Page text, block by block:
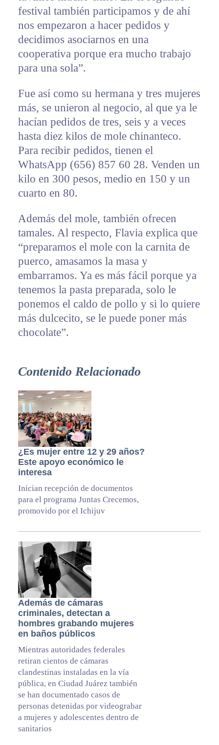
festival también participamos y de ahí
nos empezaron a hacer pedidos y
decidimos asociarnos en una
cooperativa porque era mucho trabajo
para una sola”.
Fue así como su hermana y tres mujeres
más, se unieron al negocio, al que ya le
hacían pedidos de tres, seis y a veces
hasta diez kilos de mole chinanteco.
Para recibir pedidos, tienen el
WhatsApp (656) 857 60 28. Venden un
kilo en 300 pesos, medio en 150 y un
cuarto en 80.
Además del mole, también ofrecen
tamales. Al respecto, Flavia explica que
“preparamos el mole con la carnita de
puerco, amasamos la masa y
embarramos. Ya es más fácil porque ya
tenemos la pasta preparada, solo le
ponemos el caldo de pollo y si lo quiere
más dulcecito, se le puede poner más
chocolate”.
Contenido Relacionado
¿Es mujer entre 12 y 29 años?
Este apoyo económico le
interesa
Inician recepción de documentos
para el programa Juntas Crecemos,
promovido por el Ichijuv
Además de cámaras
criminales, detectan a
hombres grabando mujeres
en baños públicos
Mientras autoridades federales
retiran cientos de cámaras
clandestinas instaladas en la vía
pública, en Ciudad Juárez también
se han documentado casos de
personas detenidas por videograbar
a mujeres y adolescentes dentro de
sanitarios